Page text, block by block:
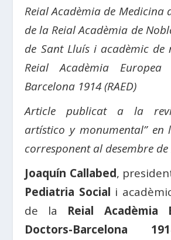
Reial Acadèmia de Medicina
de la Reial Acadèmia de
de Sant Lluís i acadèmic de
Reial Acadèmia
Barcelona 1914 (RAED)
Article publicat a la
artístico y monumental” en
corresponent al desembre de
Joaquín Callabed,
Pediatria Social i
de la Reial Acadèmia
Doctors-Barcelona